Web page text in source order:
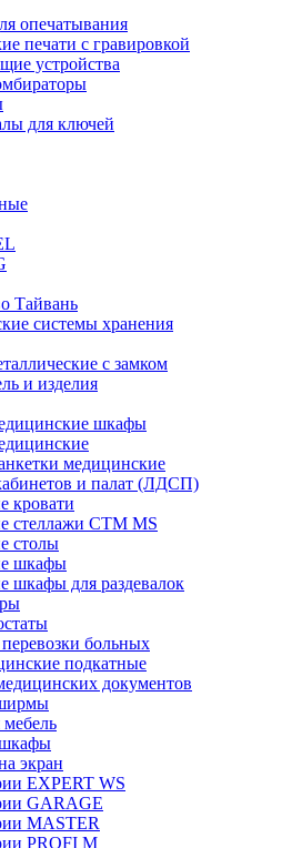
опечатывания
печати с гравировкой
устройства
для ключей
Тайвань
системы хранения
с замком
и изделия
шкафы
медицинские
и палат (ЛДСП)
кровати
стеллажи CTM MS
столы
шкафы
шкафы для раздевалок
больных
подкатные
документов
экран
EXPERT WS
GARAGE
MASTER
PROFI M